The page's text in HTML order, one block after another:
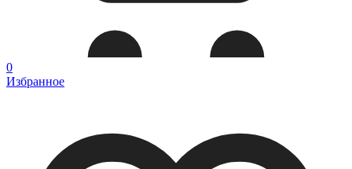
0
Избранное